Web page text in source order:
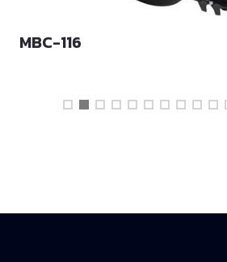
MBC-116